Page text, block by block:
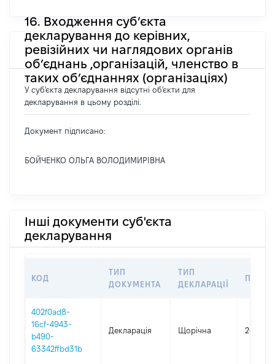
16. Входження суб’єкта
декларування до керівних,
ревізійних чи наглядових органів
об’єднань ,організацій, членство в
таких об’єднаннях (організаціях)
У суб'єкта декларування відсутні об'єкти для
декларування в цьому розділі.
Документ підписано:
БОЙЧЕНКО ОЛЬГА ВОЛОДИМИРІВНА
Інші документи суб'єкта
декларування
КОД
ТИП
ДОКУМЕНТА
ТИП
ДЕКЛАРАЦІЇ
402f0ad8-
16cf-4943-
b490-
63342ffbd31b
Декларація Щорічна 2025